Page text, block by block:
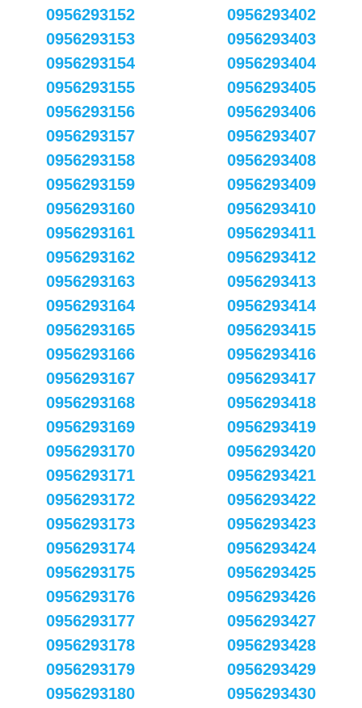
0956293152
0956293153
0956293154
0956293155
0956293156
0956293157
0956293158
0956293159
0956293160
0956293161
0956293162
0956293163
0956293164
0956293165
0956293166
0956293167
0956293168
0956293169
0956293170
0956293171
0956293172
0956293173
0956293174
0956293175
0956293176
0956293177
0956293178
0956293179
0956293180
0956293402
0956293403
0956293404
0956293405
0956293406
0956293407
0956293408
0956293409
0956293410
0956293411
0956293412
0956293413
0956293414
0956293415
0956293416
0956293417
0956293418
0956293419
0956293420
0956293421
0956293422
0956293423
0956293424
0956293425
0956293426
0956293427
0956293428
0956293429
0956293430